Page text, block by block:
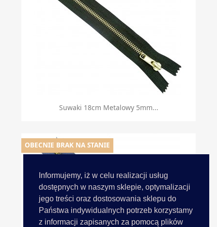
Informujemy, iż w celu realizacji usług
dostępnych w naszym sklepie, optymalizacji
jego treści oraz dostosowania sklepu do
Państwa indywidualnych potrzeb korzystamy
z informacji zapisanych za pomocą plików
Suwaki 18cm Metalowy 5mm...
OBECNIE BRAK NA STANIE